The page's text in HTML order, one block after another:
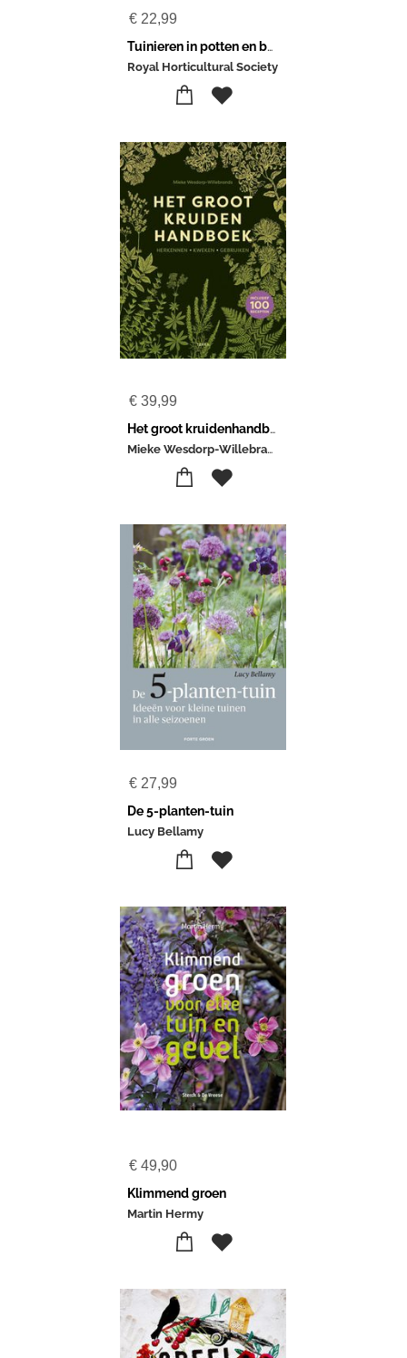
€ 22,99
Tuinieren in potten en bakken
Royal Horticultural Society
€ 39,99
Het groot kruidenhandboek
Mieke Wesdorp-Willebrands
€ 27,99
De 5-planten-tuin
Lucy Bellamy
€ 49,90
Klimmend groen
Martin Hermy